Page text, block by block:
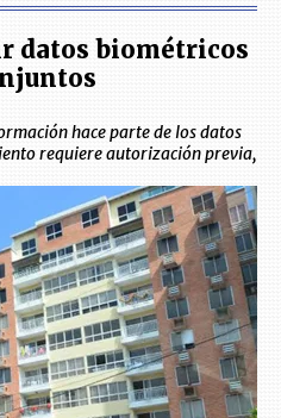
datos biométricos
hace parte de los datos
requiere autorización previa,